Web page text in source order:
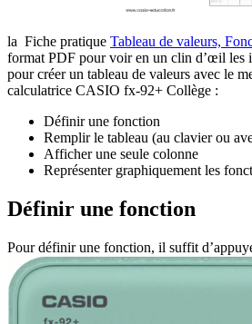
la Fiche pratique Tableau de valeurs,
format PDF pour voir en un clin d’œil les
pour créer un tableau de valeurs avec le
calculatrice CASIO fx-92+ Collège :
Définir une fonction
Remplir le tableau (au clavier ou
Afficher une seule colonne
Représenter graphiquement les
Définir une fonction
Pour définir une fonction, il suffit